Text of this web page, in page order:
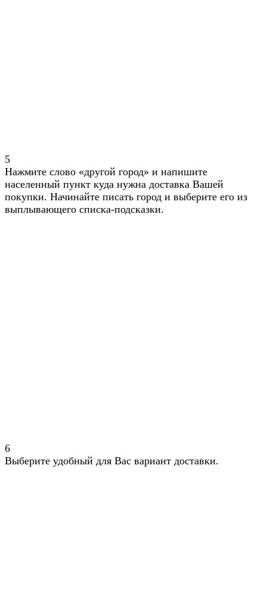
5
Нажмите слово «другой город» и напишите
населенный пункт куда нужна доставка Вашей
покупки. Начинайте писать город и выберите его из
выплывающего списка-подсказки.
6
Выберите удобный для Вас вариант доставки.